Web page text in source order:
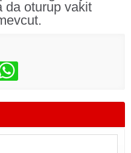
da oturup vakit